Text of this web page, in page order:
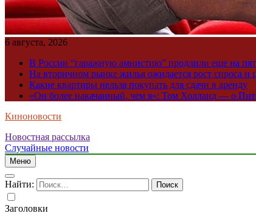
6 августа, 2026
В России “гаражную амнистию” продлили еще на
На вторичном рынке жилья ожидается рост спроса и
Какие квартиры нельзя покупать для сдачи в аренду
«Он более накачанный, чем я»: Том Холланд — о
Киноновости
Новостная рассылка
Случайные новости
Меню
Найти:
Заголовки